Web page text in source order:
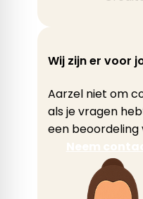
Wij zijn er voor
Aarzel niet om
als je vragen
een